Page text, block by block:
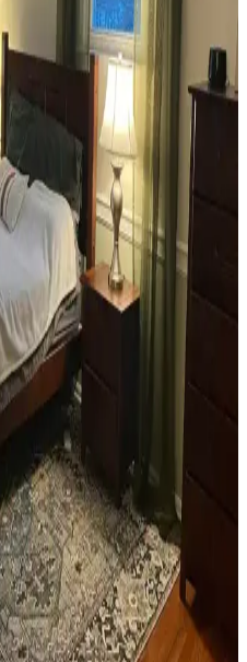
Alımı ve Ev
Yöntemleri
alımı, ekonomik ve özgün
seçim, temizlik ve stil
ve Dolapla
Aksesuarların Rolü
uyumu, doğru renk tonları ve
mavi-yeşil alt tonlar ve sıcak
aksesuarlar ise denge oluşturur.
ve
ve dekorasyon uyumu
renkler ve doğal ahşap
elde edilir.
Dekorasyon ve
rahatlatıcı etkisi, kişisel
ön plandadır. Tavan boyama
zenginleştirir.
Doğru